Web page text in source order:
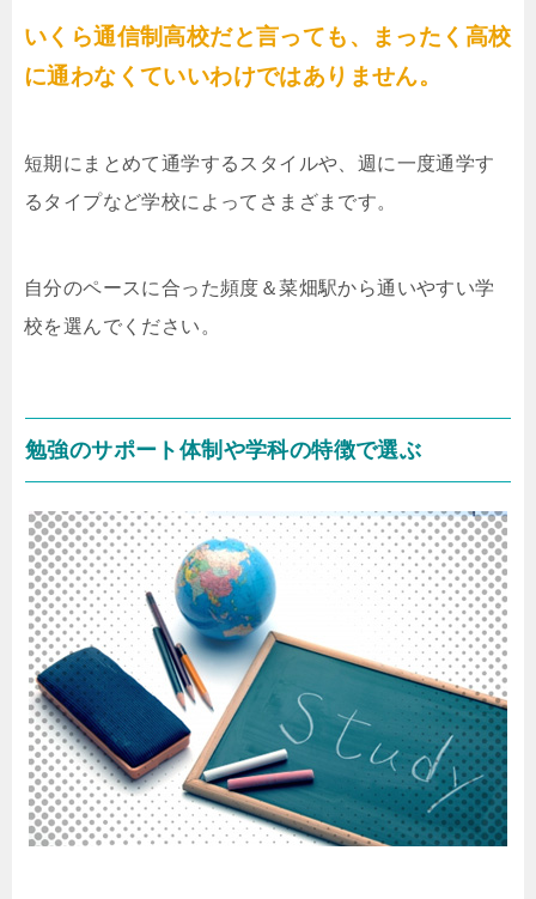
いくら通信制高校だと言っても、まったく高校
に通わなくていいわけではありません。
短期にまとめて通学するスタイルや、週に一度通学す
るタイプなど学校によってさまざまです。
自分のペースに合った頻度＆菜畑駅から通いやすい学
校を選んでください。
勉強のサポート体制や学科の特徴で選ぶ